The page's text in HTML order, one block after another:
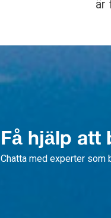
är
Få hjälp att
Chatta med experter som